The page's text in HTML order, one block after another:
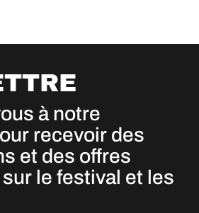
à notre
recevoir des
et des offres
le festival et les